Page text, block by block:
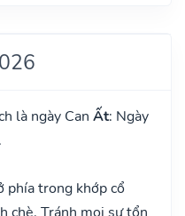
là ngày Can Ất: Ngày
phía trong khớp cổ